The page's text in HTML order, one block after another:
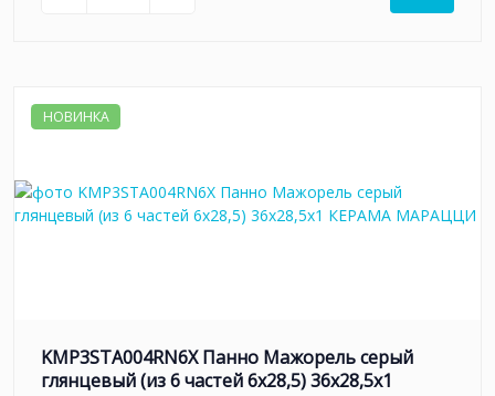
НОВИНКА
KMP3STA004RN6X Панно Мажорель серый
глянцевый (из 6 частей 6х28,5) 36x28,5x1